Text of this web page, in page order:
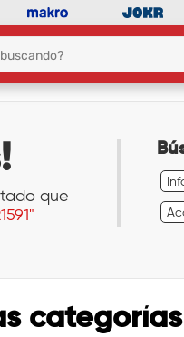
que
categorías